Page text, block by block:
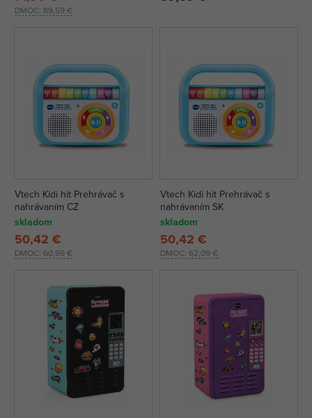
DMOC: 89,59 €
Vtech Kidi hit Prehrávač s
nahrávaním CZ
skladom
DMOC: 60,99 €
50,42 €
Vtech Kidi hit Prehrávač s
nahrávaním SK
skladom
DMOC: 62,09 €
50,42 €